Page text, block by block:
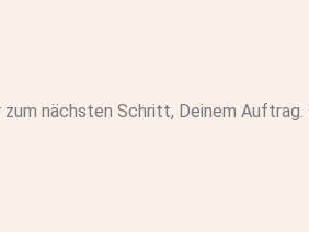
nächsten Schritt, Deinem